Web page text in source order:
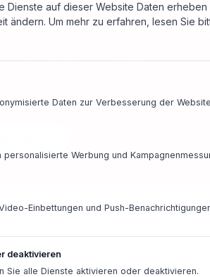
die besten
Ihnen bei der Entscheidung
Dienste auf dieser Website Daten erheben
ändern. Um mehr zu erfahren, lesen Sie
Daten zur Verbesserung der
Werbung und
Einbettungen und Push-
deaktivieren
Sie alle Dienste aktivieren oder deaktivieren.